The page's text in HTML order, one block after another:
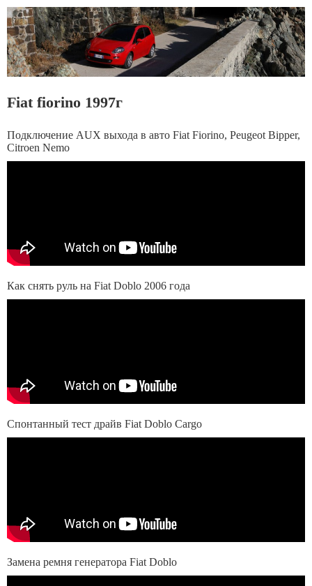
Fiat fiorino 1997г
Подключение AUX выхода в авто Fiat Fiorino, Peugeot Bipper,
Citroen Nemo
Как снять руль на Fiat Doblo 2006 года
Спонтанный тест драйв Fiat Doblo Cargo
Замена ремня генератора Fiat Doblo